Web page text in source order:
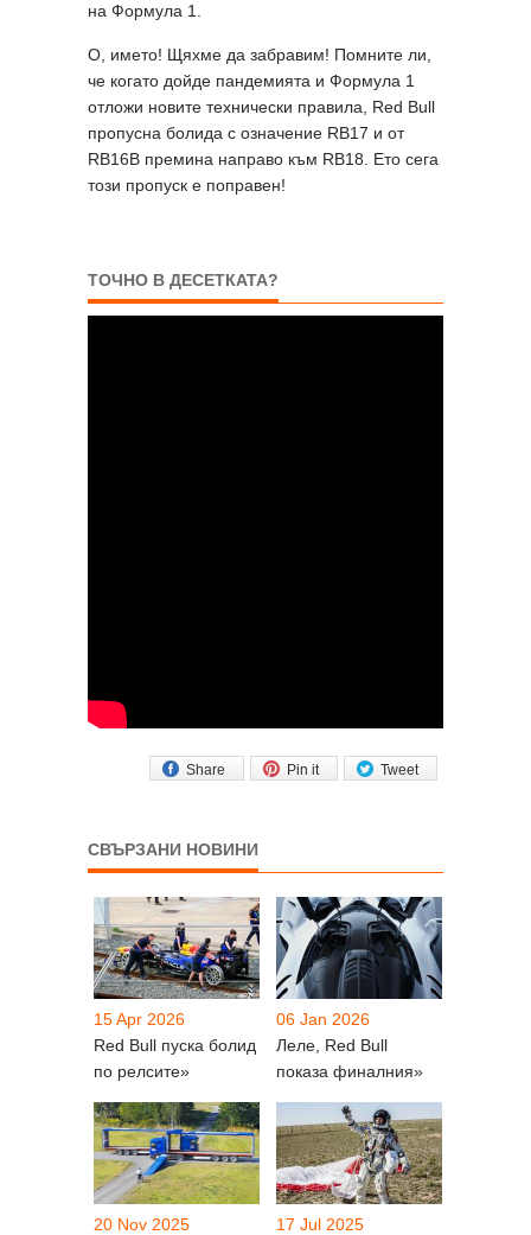
на Формула 1.
О, името! Щяхме да забравим! Помните ли,
че когато дойде пандемията и Формула 1
отложи новите технически правила, Red Bull
пропусна болида с означение RB17 и от
RB16B премина направо към RB18. Ето сега
този пропуск е поправен!
ТОЧНО В ДЕСЕТКАТА?
Tweet
Pin it
Share
СВЪРЗАНИ НОВИНИ
15 Apr 2026
Red Bull пуска болид
по релсите»
06 Jan 2026
Леле, Red Bull
показа финалния»
20 Nov 2025
17 Jul 2025